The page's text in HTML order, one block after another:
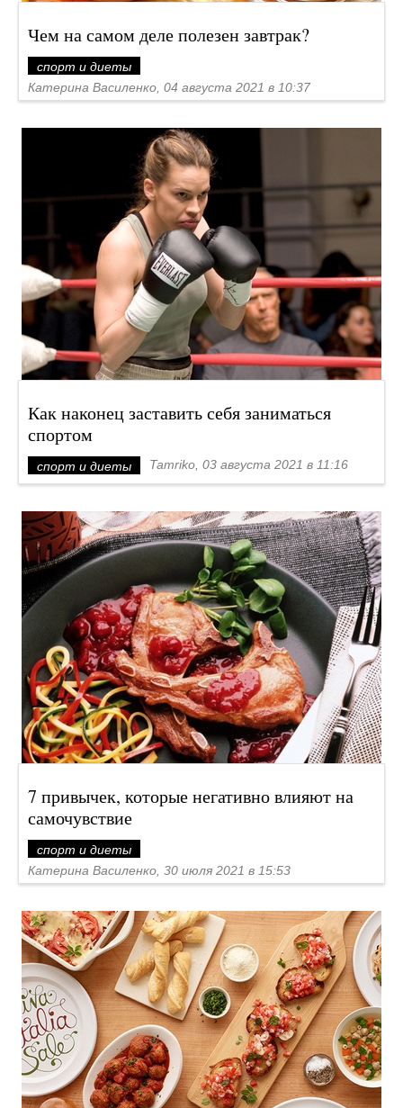
Чем на самом деле полезен завтрак?
спорт и диеты
Катерина Василенко, 04 августа 2021 в 10:37
Как наконец заставить себя заниматься
спортом
спорт и диеты Tamriko, 03 августа 2021 в 11:16
7 привычек, которые негативно влияют на
самочувствие
спорт и диеты
Катерина Василенко, 30 июля 2021 в 15:53